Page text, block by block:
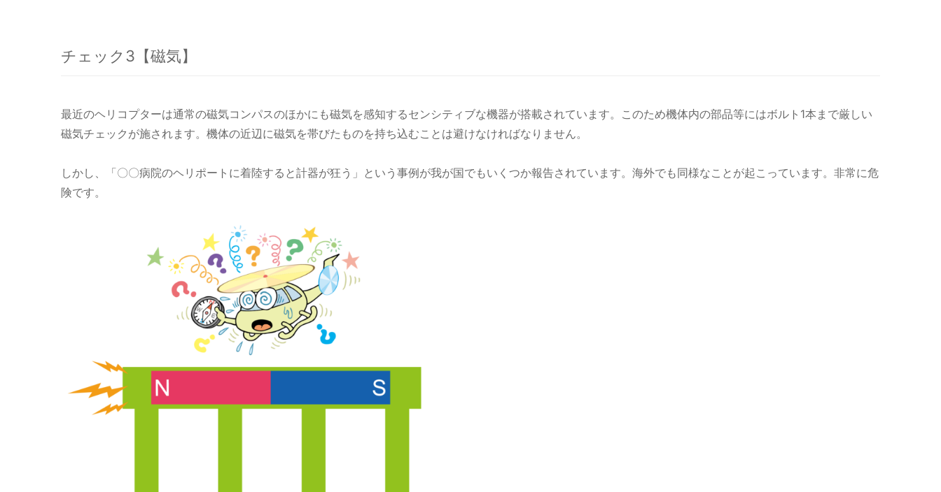
チェック3【磁気】
最近のヘリコプターは通常の磁気コンパスのほかにも磁気を感知するセンシティブな機器が搭載されています。このため機体内の部品等にはボルト1本まで厳しい
磁気チェックが施されます。機体の近辺に磁気を帯びたものを持ち込むことは避けなければなりません。
しかし、「〇〇病院のヘリポートに着陸すると計器が狂う」という事例が我が国でもいくつか報告されています。海外でも同様なことが起こっています。非常に危
険です。